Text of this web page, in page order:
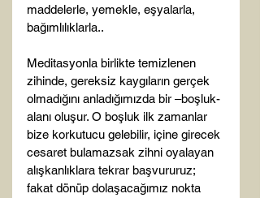
maddelerle, yemekle, eşyalarla,
bağımlılıklarla..
Meditasyonla birlikte temizlenen
zihinde, gereksiz kaygıların gerçek
olmadığını anladığımızda bir –boşluk-
alanı oluşur. O boşluk ilk zamanlar
bize korkutucu gelebilir, içine girecek
cesaret bulamazsak zihni oyalayan
alışkanlıklara tekrar başvururuz;
fakat dönüp dolaşacağımız nokta